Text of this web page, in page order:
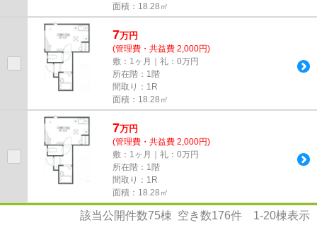
面積：18.28㎡
7万円
(管理費・共益費 2,000円)
敷：1ヶ月｜礼：0万円
所在階：1階
間取り：1R
面積：18.28㎡
7万円
(管理費・共益費 2,000円)
敷：1ヶ月｜礼：0万円
所在階：1階
間取り：1R
面積：18.28㎡
該当公開件数75棟 空き数176件 1-20棟表示